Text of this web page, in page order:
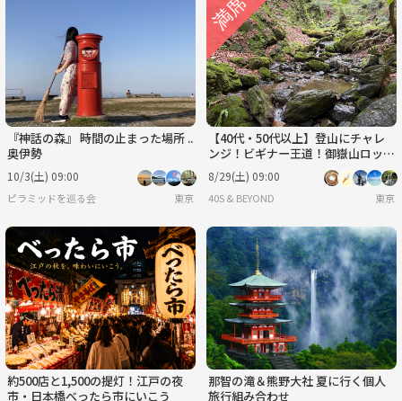
『神話の森』 時間の止まった場所 ..
奥伊勢
10/3(土) 09:00
ピラミッドを巡る会 東京
【40代・50代以上】登山にチャレ
ンジ！ビギナー王道！御嶽山ロック
ガーデン。
8/29(土) 09:00
40S & BEYOND 東京
約500店と1,500の提灯！江戸の夜
市・日本橋べったら市にいこう
那智の滝＆熊野大社 夏に行く個人
旅行組み合わせ